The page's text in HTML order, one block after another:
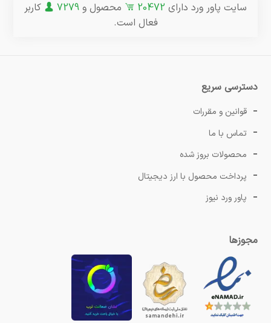
سایت پاور ورد دارای 20472 محصول و 7279
کاربر
فعال است.
دسترسی سریع
قوانین و مقررات
تماس با ما
محصولات بروز شده
پرداخت محصول با ارز دیجیتال
پاور ورد نیوز
مجوزها